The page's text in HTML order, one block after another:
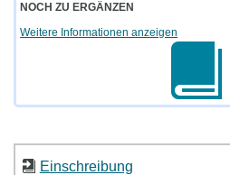
NOCH ZU ERGÄNZEN
Weitere Informationen anzeigen
Einschreibung